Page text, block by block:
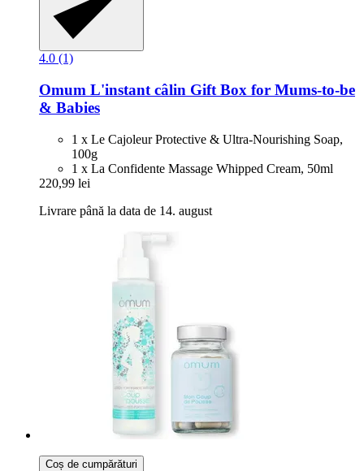
4.0 (1)
Omum L'instant câlin Gift Box for Mums-​to-​be
& Babies
1 x Le Cajoleur Protective & Ultra-Nourishing Soap,
100g
1 x La Confidente Massage Whipped Cream, 50ml
220,99 lei
Livrare până la data de 14. august
Coș de cumpărături